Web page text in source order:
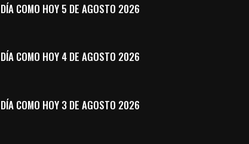
COMO HOY 5 DE AGOSTO 2026
COMO HOY 4 DE AGOSTO 2026
COMO HOY 3 DE AGOSTO 2026